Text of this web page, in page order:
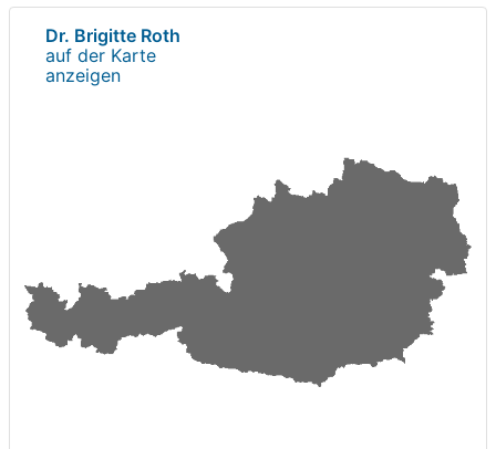
Dr. Brigitte Roth
auf der Karte
anzeigen